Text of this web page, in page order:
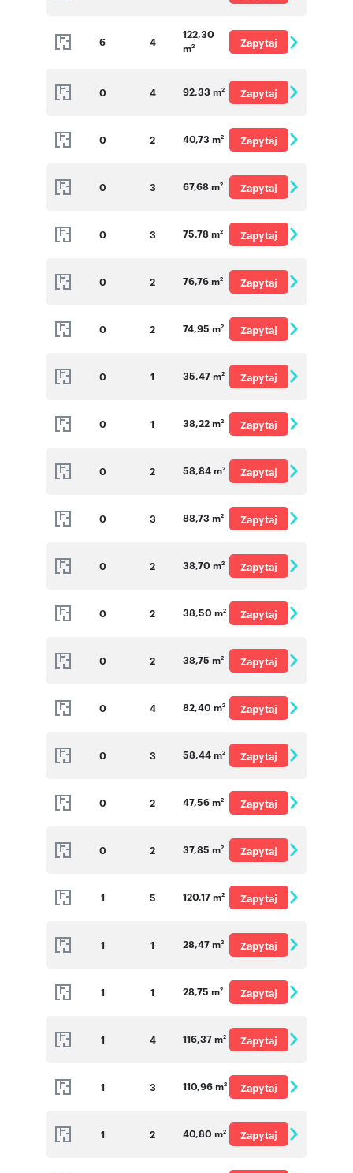
6 4
122,30
m2
Zapytaj
0 4 92,33 m2
Zapytaj
0 2 40,73 m2
Zapytaj
0 3 67,68 m2
Zapytaj
0 3 75,78 m2
Zapytaj
0 2 76,76 m2
Zapytaj
0 2 74,95 m2
Zapytaj
0 1 35,47 m2
Zapytaj
0 1 38,22 m2
Zapytaj
0 2 58,84 m2
Zapytaj
0 3 88,73 m2
Zapytaj
0 2 38,70 m2
Zapytaj
0 2 38,50 m2
Zapytaj
0 2 38,75 m2
Zapytaj
0 4 82,40 m2
Zapytaj
0 3 58,44 m2
Zapytaj
0 2 47,56 m2
Zapytaj
0 2 37,85 m2
Zapytaj
1 5 120,17 m2
Zapytaj
1 1 28,47 m2
Zapytaj
1 1 28,75 m2
Zapytaj
1 4 116,37 m2
Zapytaj
1 3 110,96 m2
Zapytaj
1 2 40,80 m2
Zapytaj